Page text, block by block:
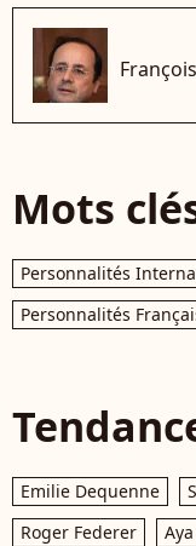
Mots
Personnalités
Personnalités
Emilie Dequenne
Roger Federer